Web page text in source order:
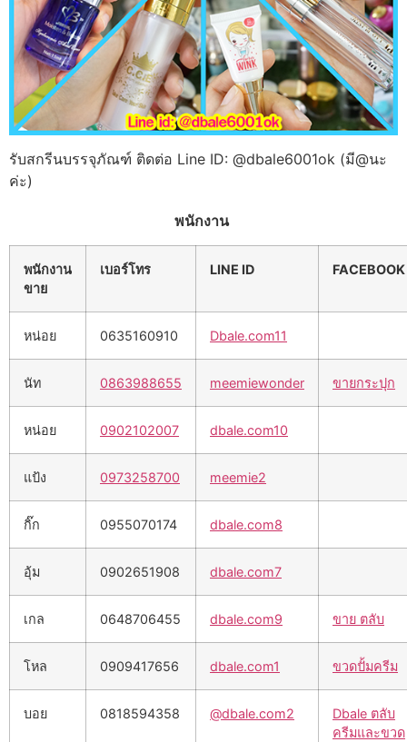
รับสกรีนบรรจุภัณฑ์ ติดต่อ Line ID: @dbale6001ok (มี@นะ
ค่ะ)
พนักงาน
พนักงาน
ขาย
เบอร์โทร LINE ID FACEBOOK
หน่อย 0635160910 Dbale.com11
นัท 0863988655 meemiewonder ขายกระปุก
หน่อย 0902102007 dbale.com10
แป้ง 0973258700 meemie2
กิ๊ก 0955070174 dbale.com8
อุ้ม 0902651908 dbale.com7
เกล 0648706455 dbale.com9 ขาย ตลับ
โหล 0909417656 dbale.com1 ขวดปั้มครีม
บอย 0818594358 @dbale.com2
Dbale ตลับ
ครีมและขวด